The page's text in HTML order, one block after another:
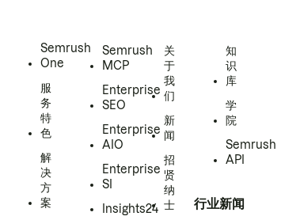
Semrush
One
服
务
特
色
解
决
方
案
Semrush
MCP
Enterprise
SEO
Enterprise
AIO
Enterprise
SI
Insights24
关
于
我
们
新
闻
招
贤
纳
士
知
识
库
学
院
Semrush
API
行业新闻